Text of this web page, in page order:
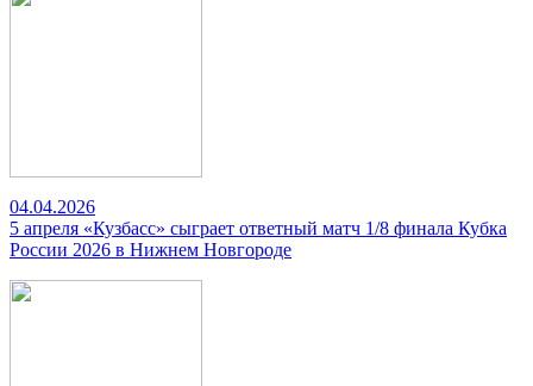
04.04.2026
5 апреля «Кузбасс» сыграет ответный матч 1/8 финала Кубка
России 2026 в Нижнем Новгороде